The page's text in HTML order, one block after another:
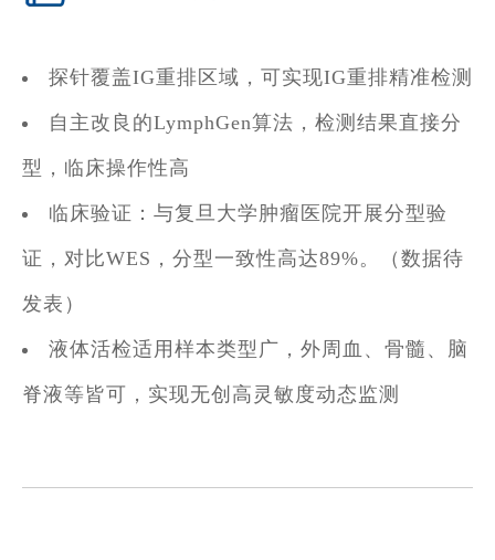
探针覆盖IG重排区域，可实现IG重排精准检测
自主改良的LymphGen算法，检测结果直接分
型，临床操作性高
临床验证：与复旦大学肿瘤医院开展分型验
证，对比WES，分型一致性高达89%。（数据待
发表）
液体活检适用样本类型广，外周血、骨髓、脑
脊液等皆可，实现无创高灵敏度动态监测